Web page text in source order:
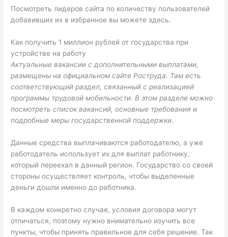
Посмотреть лидеров сайта по количеству пользователей
добавивших их в избранное вы можете здесь.
Как получить 1 миллион рублей от государства при
устройстве на работу
Актуальные вакансии с дополнительными выплатами,
размещены на официальном сайте Роструда. Там есть
соответствующий раздел, связанный с реализацией
программы трудовой мобильности. В этом разделе можно
посмотреть список вакансий, основные требования и
подробные меры государственной поддержки.
Данные средства выплачиваются работодателю, а уже
работодатель использует их для выплат работнику,
который переехал в данный регион. Государство со своей
стороны осуществляет контроль, чтобы выделенные
деньги дошли именно до работника.
В каждом конкретно случае, условия договора могут
отличаться, поэтому нужно внимательно изучить все
пункты, чтобы принять правильное для себя решение. Так